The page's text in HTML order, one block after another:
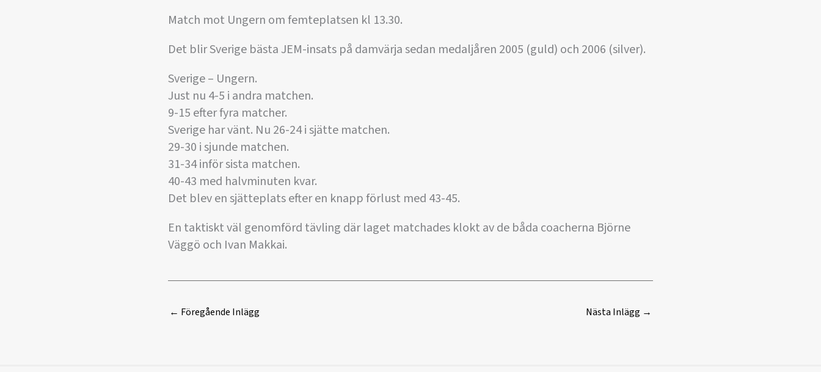
Match mot Ungern om femteplatsen kl 13.30.
Det blir Sverige bästa JEM-insats på damvärja sedan medaljåren 2005 (guld) och 2006 (silver).
Sverige – Ungern.
Just nu 4-5 i andra matchen.
9-15 efter fyra matcher.
Sverige har vänt. Nu 26-24 i sjätte matchen.
29-30 i sjunde matchen.
31-34 inför sista matchen.
40-43 med halvminuten kvar.
Det blev en sjätteplats efter en knapp förlust med 43-45.
En taktiskt väl genomförd tävling där laget matchades klokt av de båda coacherna Björne
Väggö och Ivan Makkai.
← Föregående Inlägg Nästa Inlägg →